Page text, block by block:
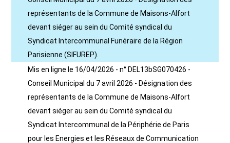
représentants de la Commune de Maisons-Alfort
devant siéger au sein du Comité syndical du
Syndicat Intercommunal Funéraire de la Région
Parisienne (SIFUREP).
Mis en ligne le 16/04/2026 - n° DEL13bSG070426 -
Conseil Municipal du 7 avril 2026 - Désignation des
représentants de la Commune de Maisons-Alfort
devant siéger au sein du Comité syndical du
Syndicat Intercommunal de la Périphérie de Paris
pour les Energies et les Réseaux de Communication